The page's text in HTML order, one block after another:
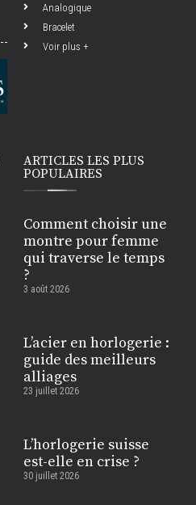
Analogique
Bracelet
Voir plus +
ARTICLES LES PLUS
POPULAIRES
Comment choisir une
montre pour femme
qui traverse le temps
?
3 août 2026
L’acier en horlogerie :
guide des meilleurs
alliages
23 juillet 2026
L’horlogerie suisse
est-elle en crise ?
30 juillet 2026